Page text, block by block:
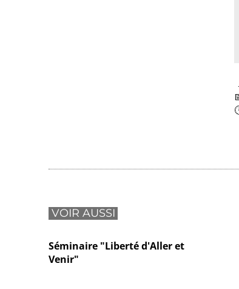
VOIR AUSSI
Séminaire "Liberté d'Aller et
Venir"